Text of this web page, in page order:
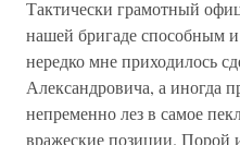
Тактически грамотный
нашей бригаде способным
нередко мне приходилось
Александровича, а иногда
непременно лез в самое
вражеские позиции. Порой